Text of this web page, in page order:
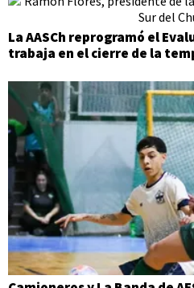
La AASCh reprogramó el
trabaja en el cierre de la